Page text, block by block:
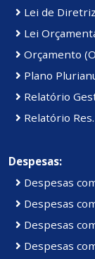
Lei de
Lei
Orçamento
Plano
Relatório
Relatório
Despesas:
Despesas
Despesas
Despesas
Despesas